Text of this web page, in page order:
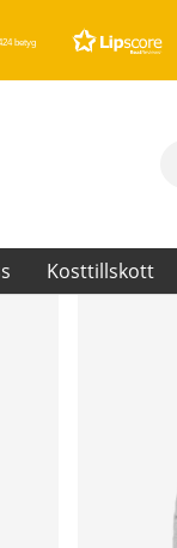
betyg
Kosttillskott